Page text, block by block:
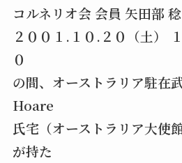
コルネリオ会 会員 矢田部 稔
２００１.１０.２０（土）
０
の間、オーストラリア駐在
Hoare
氏宅（オーストラリア大使
が持た